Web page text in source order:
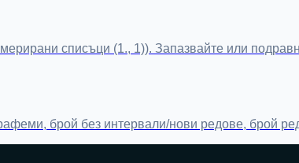
списъци (1., 1)). Запазвайте или
брой без интервали/нови редове, брой